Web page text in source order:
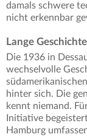
damals schwere
nicht erkennbar
Lange
Die 1936 in
wechselvolle
hinter sich. Die
kennt niemand.
Initiative
Hamburg